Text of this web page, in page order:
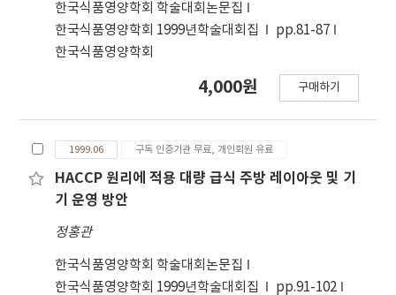
한국식품영양학회 학술대회논문집
한국식품영양학회 1999년학술대회집
pp.81-87
한국식품영양학회
4,000원 구매하기
1999.06 구독 인증기관 무료, 개인회원 유료
HACCP 원리에 적용 대량 급식 주방 레이아웃 및 기
기 운영 방안
정홍관
한국식품영양학회 학술대회논문집
한국식품영양학회 1999년학술대회집
pp.91-102